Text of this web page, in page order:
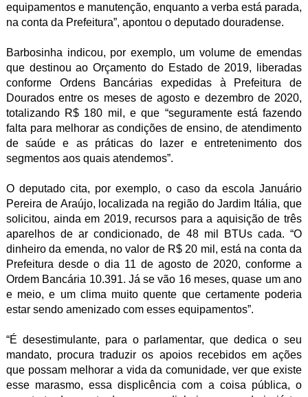
equipamentos e manutenção, enquanto a verba está parada,
na conta da Prefeitura”, apontou o deputado douradense.
Barbosinha indicou, por exemplo, um volume de emendas
que destinou ao Orçamento do Estado de 2019, liberadas
conforme Ordens Bancárias expedidas à Prefeitura de
Dourados entre os meses de agosto e dezembro de 2020,
totalizando R$ 180 mil, e que “seguramente está fazendo
falta para melhorar as condições de ensino, de atendimento
de saúde e as práticas do lazer e entretenimento dos
segmentos aos quais atendemos”.
O deputado cita, por exemplo, o caso da escola Januário
Pereira de Araújo, localizada na região do Jardim Itália, que
solicitou, ainda em 2019, recursos para a aquisição de três
aparelhos de ar condicionado, de 48 mil BTUs cada. “O
dinheiro da emenda, no valor de R$ 20 mil, está na conta da
Prefeitura desde o dia 11 de agosto de 2020, conforme a
Ordem Bancária 10.391. Já se vão 16 meses, quase um ano
e meio, e um clima muito quente que certamente poderia
estar sendo amenizado com esses equipamentos”.
“É desestimulante, para o parlamentar, que dedica o seu
mandato, procura traduzir os apoios recebidos em ações
que possam melhorar a vida da comunidade, ver que existe
esse marasmo, essa displicência com a coisa pública, o